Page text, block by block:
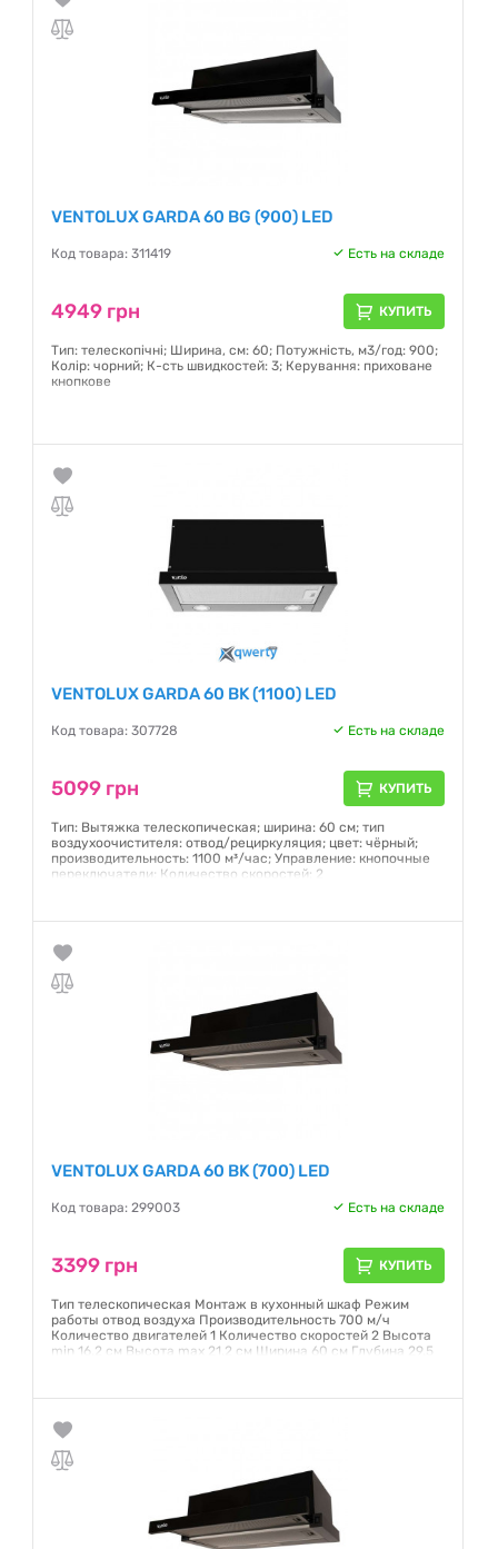
VENTOLUX GARDA 60 BG (900) LED
Код товара: 311419 Есть на складе
4949 грн КУПИТЬ
Тип: телескопічні; Ширина, см: 60; Потужність, м3/год: 900;
Колір: чорний; К-сть швидкостей: 3; Керування: приховане
кнопкове
VENTOLUX GARDA 60 BK (1100) LED
Код товара: 307728 Есть на складе
5099 грн КУПИТЬ
Тип: Вытяжка телескопическая; ширина: 60 см; тип
воздухоочистителя: отвод/рециркуляция; цвет: чёрный;
производительность: 1100 м³/час; Управление: кнопочные
переключатели; Количество скоростей: 2
VENTOLUX GARDA 60 BK (700) LED
Код товара: 299003 Есть на складе
3399 грн КУПИТЬ
Тип телескопическая Монтаж в кухонный шкаф Режим
работы отвод воздуха Производительность 700 м/ч
Количество двигателей 1 Количество скоростей 2 Высота
min 16.2 см Высота max 21.2 см Ширина 60 см Глубина 29.5